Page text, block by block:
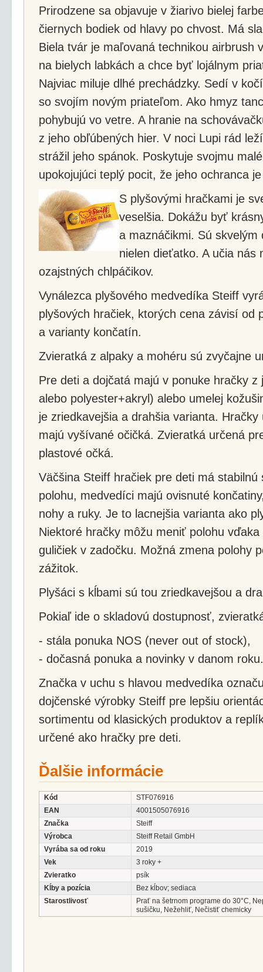
Prirodzene sa objavuje v žiarivo bielej
čiernych bodiek od hlavy po chvost. Má
Biela tvár je maľovaná technikou airbrush
na bielych labkách a chce byť lojálnym
Najviac miluje dlhé prechádzky. Sedí v
so svojím novým priateľom. Ako hmyz
pohybujú vo vetre. A hranie na
z jeho obľúbených hier. V noci Lupi rád
strážil jeho spánok. Poskytuje svojmu
upokojujúci teplý pocit, že jeho ochranca
S plyšovými hračkami je
veselšia. Dokážu byť
a maznáčikmi. Sú
nielen dieťatko. A učia
ozajstných chlpáčikov.
Vynálezca plyšového medvedíka Steiff
plyšových hračiek, ktorých cena závisí od
a varianty končatín.
Zvieratká z alpaky a mohéru sú zvyčajne
Pre deti a dojčatá majú v ponuke hračky
alebo polyester+akryl) alebo umelej
je zriedkavejšia a drahšia varianta.
majú vyšívané očičká. Zvieratká určená
plastové očká.
Väčšina Steiff hračiek pre deti má stabilnú
polohu, medvedíci majú ovisnuté
nohy a ruky. Je to lacnejšia varianta ako
Niektoré hračky môžu meniť polohu
guličiek v zadočku. Možná zmena polohy
zážitok.
Plyšáci s kĺbami sú tou zriedkavejšou a
Pokiaľ ide o skladovú dostupnosť,
- stála ponuka NOS (never out of stock),
- dočasná ponuka a novinky v danom roku.
Značka v uchu s hlavou medvedíka
dojčenské výrobky Steiff pre lepšiu
sortimentu od klasických produktov a
určené ako hračky pre deti.
Ďalšie informácie
Kód
STF076916
EAN
4001505076916
Značka
Steiff
Výrobca
Steiff Retail GmbH
Vyrába sa od roku
2019
Vek
3 roky +
Zvieratko
psík
Kĺby a pozícia
Bez kĺbov; sediaca
Starostlivosť
Prať na šetrnom programe do 30°C,
sušičku, Nežehliť, Nečistiť chemicky